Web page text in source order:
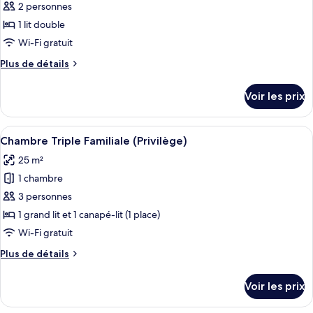
pour
ce
type
chambre :
Standard
2 personnes
1 lit double
Wi-Fi gratuit
Plus de détails
Plus
le
type
de
Chambre
Double
Voir les prix
Afficher
toutes
les
photos
pour
ce
type
chambre :
Familiale
Literie de qualité supérieure,
5
Chambre Triple Familiale (Privilège)
25 m²
1 chambre
3 personnes
1 grand lit et 1 canapé-lit (1 place)
Wi-Fi gratuit
Plus de détails
Plus
le
Voir les prix